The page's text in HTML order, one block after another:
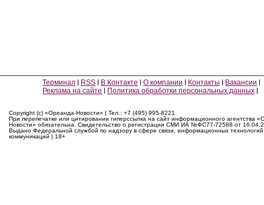
Терминал RSS В Контакте О компании Контакты
Вакансии
Реклама на сайте
Политика обработки персональных данных
Copyright (c) «Ореанда-Новости» | Тел.: +7 (495) 995-8221
При перепечатке или цитировании гиперссылка на сайт информационного агентства
Новости» обязательна. Свидетельство о регистрации СМИ ИА №ФС77-72588 от
Выдано Федеральной службой по надзору в сфере связи, информационных
коммуникаций | 18+